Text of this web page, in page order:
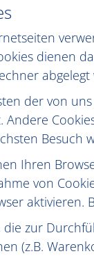
dienen
der von
Andere
Besuch
Ihren
von
aktivieren.
die zur
(z.B.